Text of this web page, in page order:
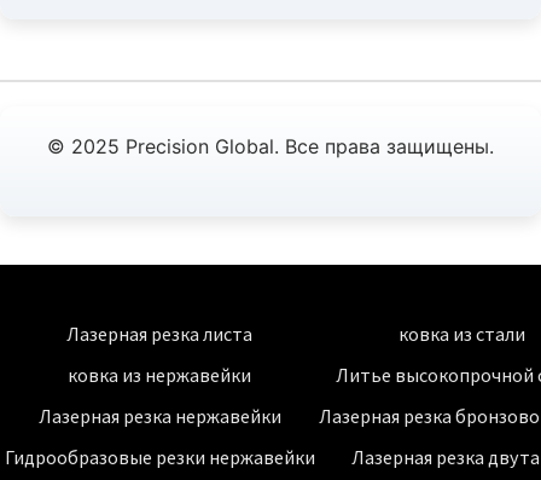
© 2025 Precision Global. Все права защищены.
Лазерная резка листа
ковка из нержавейки
Лазерная резка нержавейки
Гидрообразовые резки нержавейки
ковка из стали
Литье высокопрочной
Лазерная резка
Лазерная резка